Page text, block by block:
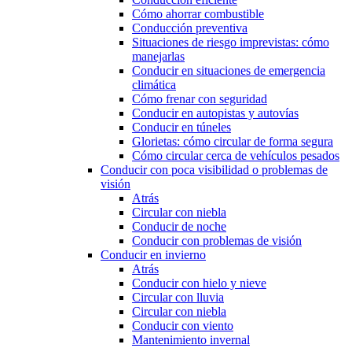
Cómo ahorrar combustible
Conducción preventiva
Situaciones de riesgo imprevistas: cómo
manejarlas
Conducir en situaciones de emergencia
climática
Cómo frenar con seguridad
Conducir en autopistas y autovías
Conducir en túneles
Glorietas: cómo circular de forma segura
Cómo circular cerca de vehículos pesados
Conducir con poca visibilidad o problemas de
visión
Atrás
Circular con niebla
Conducir de noche
Conducir con problemas de visión
Conducir en invierno
Atrás
Conducir con hielo y nieve
Circular con lluvia
Circular con niebla
Conducir con viento
Mantenimiento invernal